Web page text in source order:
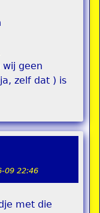
wij geen
zelf dat ) is
09 22:46
met die